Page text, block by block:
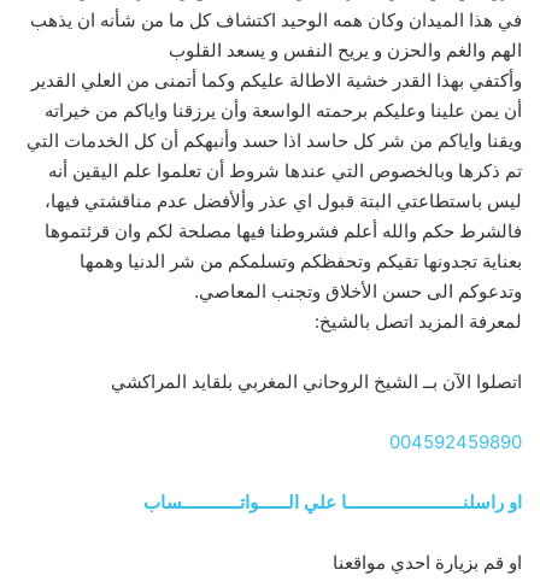
في هذا الميدان وكان همه الوحيد اكتشاف كل ما من شأنه ان يذهب
الهم والغم والحزن و يريح النفس و يسعد القلوب
وأكتفي بهذا القدر خشية الاطالة عليكم وكما أتمنى من العلي القدير
أن يمن علينا وعليكم برحمته الواسعة وأن يرزقنا واياكم من خيراته
ويقنا واياكم من شر كل حاسد اذا حسد وأنبهكم أن كل الخدمات التي
تم ذكرها وبالخصوص التي عندها شروط أن تعلموا علم اليقين أنه
ليس باستطاعتي البتة قبول اي عذر وألأفضل عدم مناقشتي فيها،
فالشرط حكم والله أعلم فشروطنا فيها مصلحة لكم وان قرئتموها
بعناية تجدونها تقيكم وتحفظكم وتسلمكم من شر الدنيا وهمها
وتدعوكم الى حسن الأخلاق وتجنب المعاصي.
لمعرفة المزيد اتصل بالشيخ:
اتصلوا الآن بــ الشيخ الروحاني المغربي بلقايد المراكشي
004592459890
او راسلنــــــــــــــــــــــــا علي الــــــواتــــــــــــساب
او قم بزيارة احدي مواقعنا